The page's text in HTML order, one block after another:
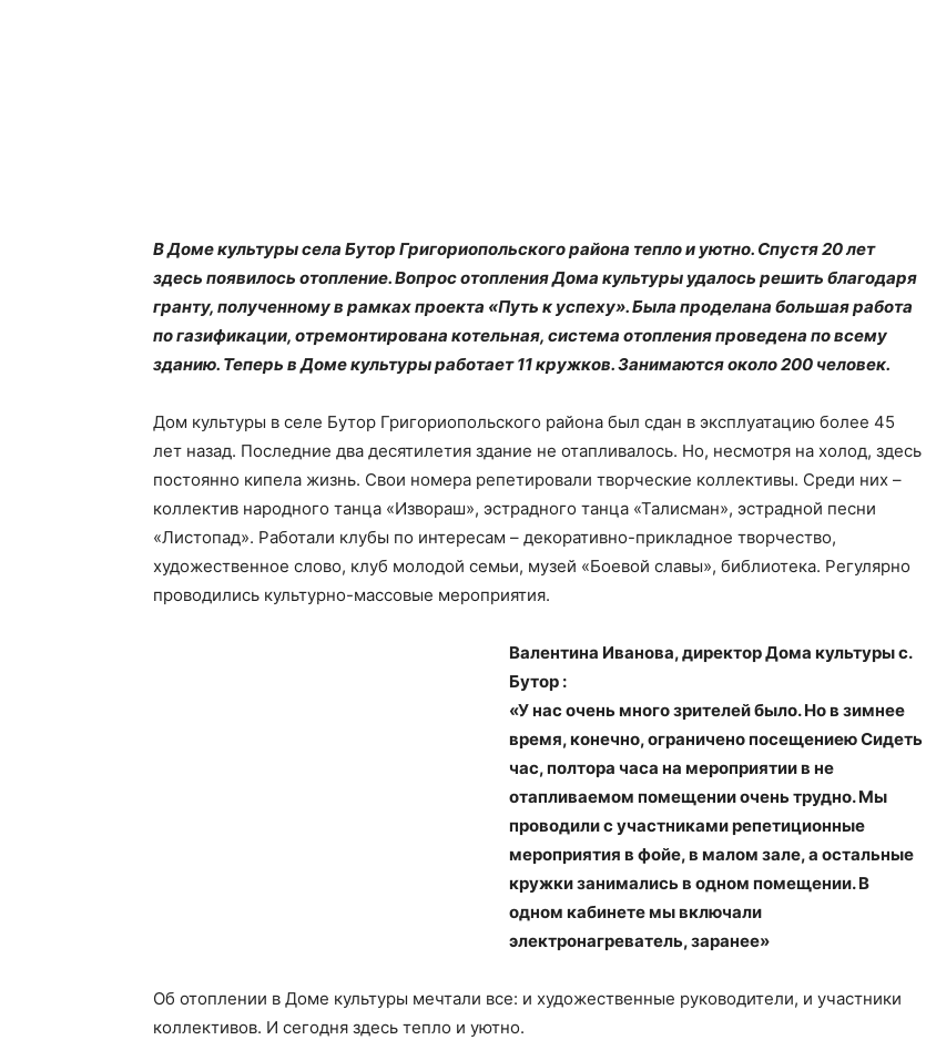
В Доме культуры села Бутор Григориопольского района тепло и уютно. Спустя 20 лет
здесь появилось отопление. Вопрос отопления Дома культуры удалось решить благодаря
гранту, полученному в рамках проекта «Путь к успеху». Была проделана большая работа
по газификации, отремонтирована котельная, система отопления проведена по всему
зданию. Теперь в Доме культуры работает 11 кружков. Занимаются около 200 человек.
Дом культуры в селе Бутор Григориопольского района был сдан в эксплуатацию более 45
лет назад. Последние два десятилетия здание не отапливалось. Но, несмотря на холод, здесь
постоянно кипела жизнь. Свои номера репетировали творческие коллективы. Среди них –
коллектив народного танца «Извораш», эстрадного танца «Талисман», эстрадной песни
«Листопад». Работали клубы по интересам – декоративно-прикладное творчество,
художественное слово, клуб молодой семьи, музей «Боевой славы», библиотека. Регулярно
проводились культурно-массовые мероприятия.
Валентина Иванова, директор Дома культуры с.
Бутор :
«У нас очень много зрителей было. Но в зимнее
время, конечно, ограничено посещениею Сидеть
час, полтора часа на мероприятии в не
отапливаемом помещении очень трудно. Мы
проводили с участниками репетиционные
мероприятия в фойе, в малом зале, а остальные
кружки занимались в одном помещении. В
одном кабинете мы включали
электронагреватель, заранее»
Об отоплении в Доме культуры мечтали все: и художественные руководители, и участники
коллективов. И сегодня здесь тепло и уютно.